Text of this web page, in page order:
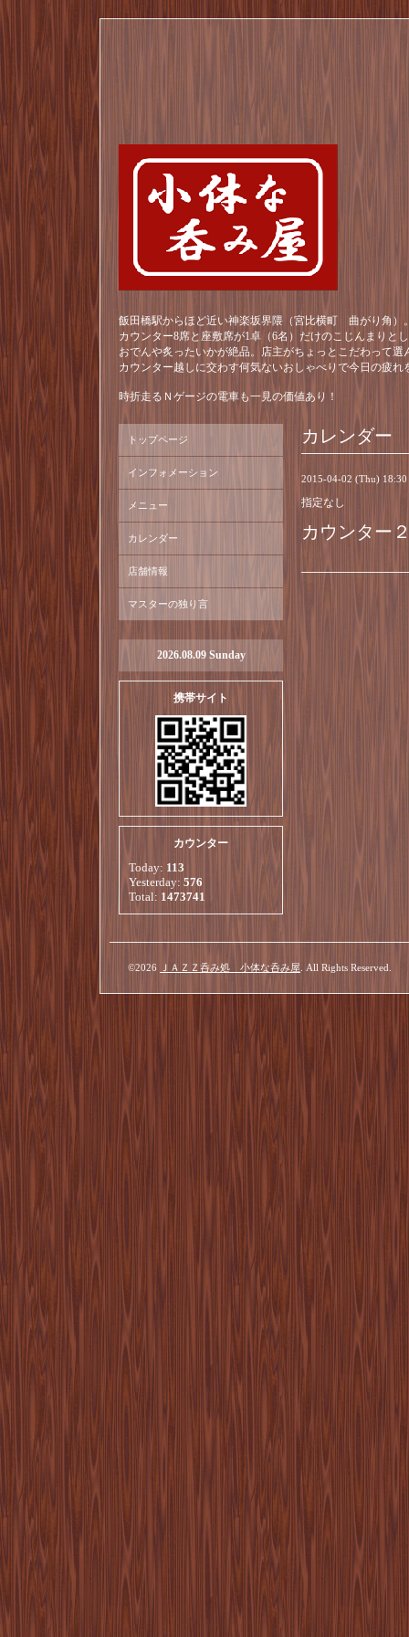
飯田橋駅からほど近い神楽坂界隈（宮比横町 曲がり角）
カウンター8席と座敷席が1卓（6名）だけのこじんまりと
おでんや炙ったいかが絶品。店主がちょっとこだわって
カウンター越しに交わす何気ないおしゃべりで今日の疲れ
時折走るＮゲージの電車も一見の価値あり！
カレンダー
2015-04-02 (Thu) 18:30
指定なし
カウンター
トップページ
インフォメーション
メニュー
カレンダー
店舗情報
マスターの独り言
2026.08.09 Sunday
携帯サイト
カウンター
Today: 113
Yesterday: 576
Total: 1473741
©2026 ＪＡＺＺ呑み処 小体な呑み屋 . All Rights Reserved.